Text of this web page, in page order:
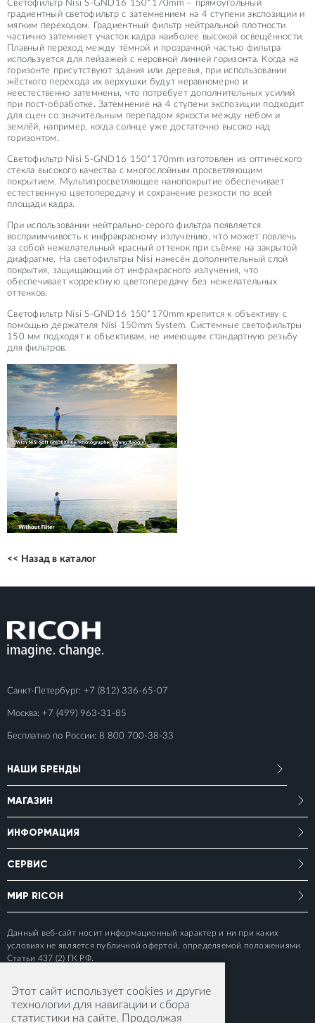
Светофильтр Nisi S-GND16 150*170mm – прямоугольный
градиентный светофильтр с затемнением на 4 ступени экспозиции и
мягким переходом. Градиентный фильтр нейтральной плотности
частично затемняет участок кадра наиболее высокой освещённости.
Плавный переход между тёмной и прозрачной частью фильтра
используется для пейзажей с неровной линией горизонта. Когда на
горизонте присутствуют здания или деревья, при использовании
жёсткого перехода их верхушки будут неравномерно и
неестественно затемнены, что потребует дополнительных усилий
при пост-обработке. Затемнение на 4 ступени экспозиции подходит
для сцен со значительным перепадом яркости между небом и
землёй, например, когда солнце уже достаточно высоко над
горизонтом.
Светофильтр Nisi S-GND16 150*170mm изготовлен из оптического
стекла высокого качества с многослойным просветляющим
покрытием. Мультипросветляющее нанопокрытие обеспечивает
естественную цветопередачу и сохранение резкости по всей
площади кадра.
При использовании нейтрально-серого фильтра появляется
восприимчивость к инфракрасному излучению, что может повлечь
за собой нежелательный красный оттенок при съёмке на закрытой
диафрагме. На светофильтры Nisi нанесён дополнительный слой
покрытия, защищающий от инфракрасного излучения, что
обеспечивает корректную цветопередачу без нежелательных
оттенков.
Светофильтр Nisi S-GND16 150*170mm крепится к объективу с
помощью держателя Nisi 150mm System. Системные светофильтры
150 мм подходят к объективам, не имеющим стандартную резьбу
для фильтров.
<< Назад в каталог
Санкт-Петербург: +7 (812) 336-65-07
Москва: +7 (499) 963-31-85
Бесплатно по России: 8 800 700-38-33
НАШИ БРЕНДЫ
МАГАЗИН
ИНФОРМАЦИЯ
СЕРВИС
МИР RICOH
Данный веб-сайт носит информационный характер и ни при каких
условиях не является публичной офертой, определяемой положениями
Статьи 437 (2) ГК РФ.
Этот сайт использует cookies и другие
технологии для навигации и сбора
статистики на сайте. Продолжая